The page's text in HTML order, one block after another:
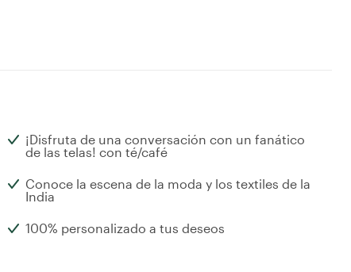
¡Disfruta de una conversación con un fanático
de las telas! con té/café
Conoce la escena de la moda y los textiles de la
India
100% personalizado a tus deseos